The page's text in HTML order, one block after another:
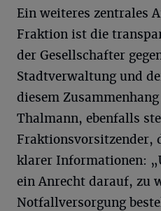
Ein weiteres zentrales
Fraktion ist die
der Gesellschafter
Stadtverwaltung und
diesem
Thalmann, ebenfalls
Fraktionsvorsitzender,
klarer Informationen:
ein Anrecht darauf, zu
Notfallversorgung